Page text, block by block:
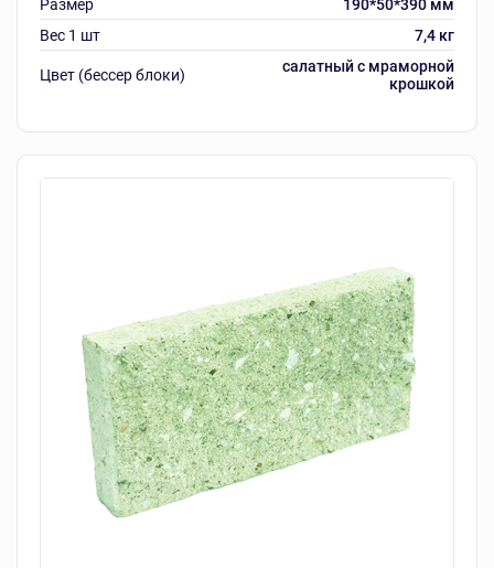
Размер
190*50*390 мм
Вес 1 шт
7,4 кг
Цвет (бессер блоки)
салатный с мраморной
крошкой